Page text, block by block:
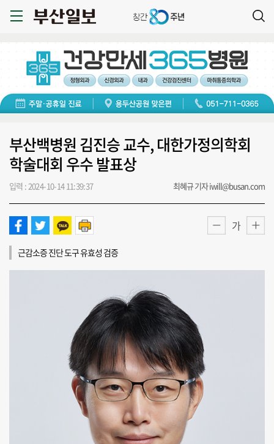
부산백병원 김진승 교수, 대한가정의학회
학술대회 우수 발표상
입력 : 2024-10-14 11:39:37 최혜규 기자 iwill@busan.com
가
근감소증 진단 도구 유효성 검증